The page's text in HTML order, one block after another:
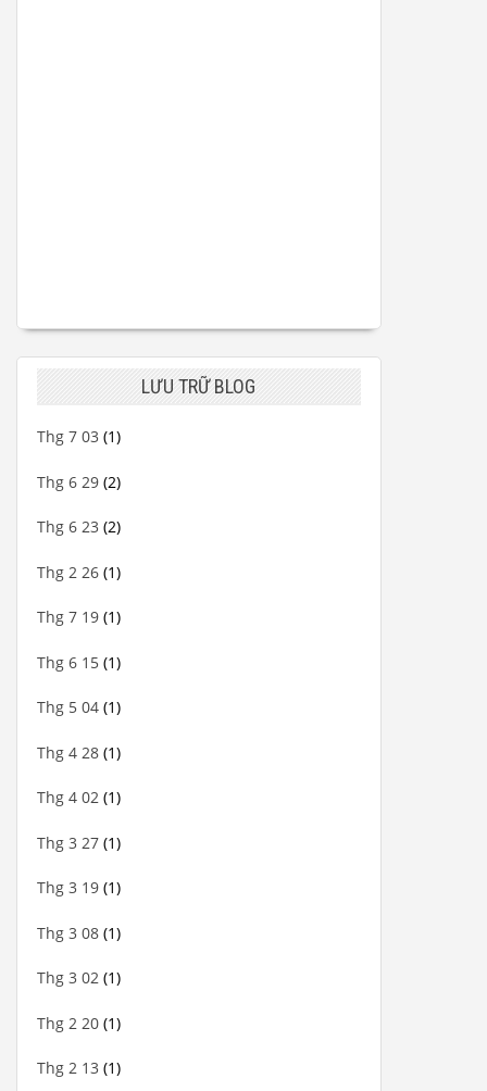
LƯU TRỮ BLOG
Thg 7 03 (1)
Thg 6 29 (2)
Thg 6 23 (2)
Thg 2 26 (1)
Thg 7 19 (1)
Thg 6 15 (1)
Thg 5 04 (1)
Thg 4 28 (1)
Thg 4 02 (1)
Thg 3 27 (1)
Thg 3 19 (1)
Thg 3 08 (1)
Thg 3 02 (1)
Thg 2 20 (1)
Thg 2 13 (1)